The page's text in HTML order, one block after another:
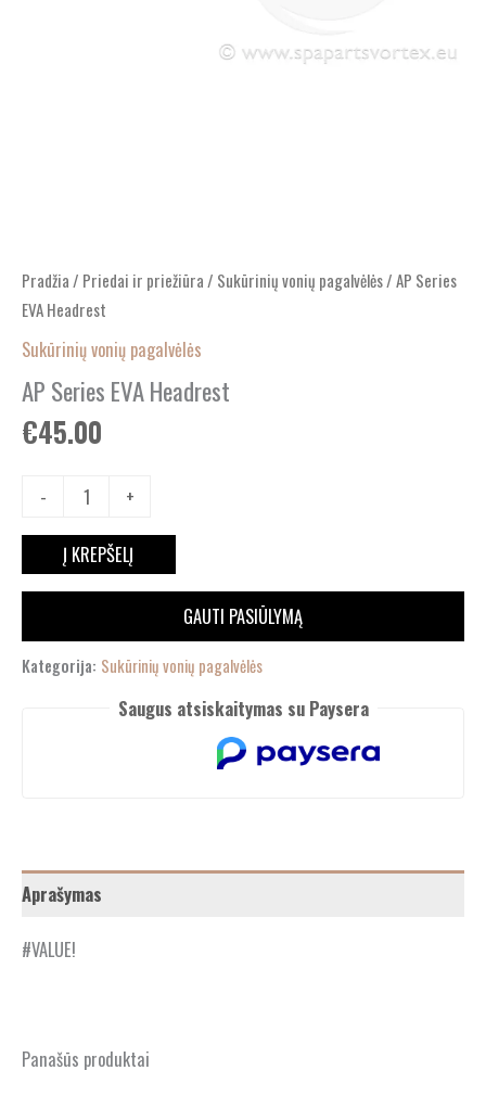
Pradžia / Priedai ir priežiūra / Sukūrinių vonių pagalvėlės/ AP Series
EVA Headrest
Sukūrinių vonių pagalvėlės
AP Series EVA Headrest
€45.00
- +
Į KREPŠELĮ
GAUTI PASIŪLYMĄ
Kategorija: Sukūrinių vonių pagalvėlės
Saugus atsiskaitymas su Paysera
Aprašymas
#VALUE!
Panašūs produktai